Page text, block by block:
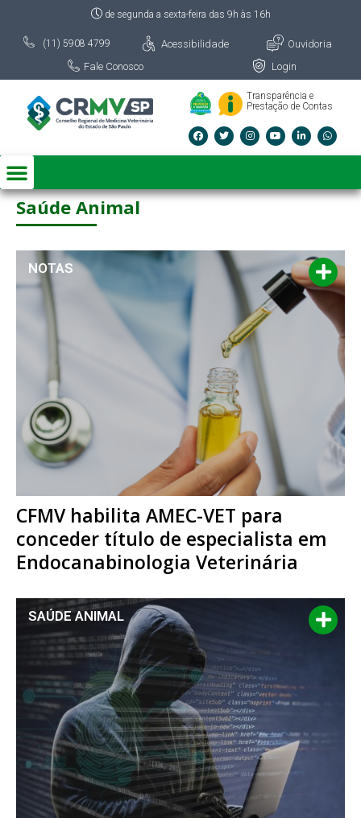
de segunda a sexta-feira das 9h às 16h
(11) 5908 4799 Acessibilidade
Ouvidoria
Fale Conosco
Login
Transparência e
Prestação de Contas
Saúde Animal
NOTAS
CFMV habilita AMEC-VET para
conceder título de especialista em
Endocanabinologia Veterinária
SAÚDE ANIMAL